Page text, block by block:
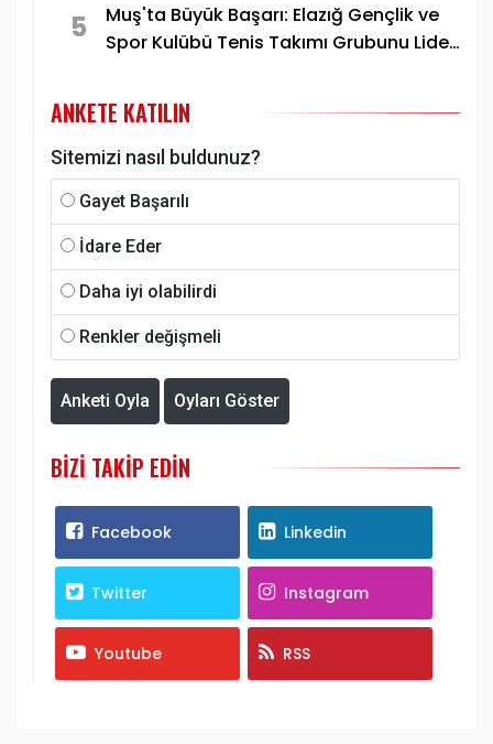
5
Muş'ta Büyük Başarı: Elazığ Gençlik ve
Spor Kulübü Tenis Takımı Grubunu Lider
ANKETE KATILIN
Sitemizi nasıl buldunuz?
Gayet Başarılı
İdare Eder
Daha iyi olabilirdi
Renkler değişmeli
Anketi Oyla Oyları Göster
BIZI TAKIP EDIN
Facebook Linkedin
Twitter Instagram
Youtube RSS